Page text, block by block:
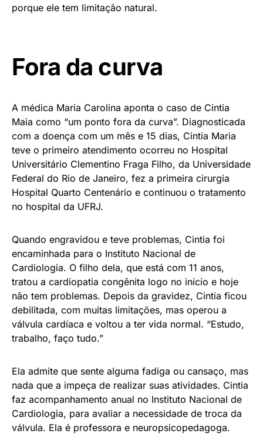
porque ele tem limitação natural.
Fora da curva
A médica Maria Carolina aponta o caso de Cintia
Maia como “um ponto fora da curva”. Diagnosticada
com a doença com um mês e 15 dias, Cintia Maria
teve o primeiro atendimento ocorreu no Hospital
Universitário Clementino Fraga Filho, da Universidade
Federal do Rio de Janeiro, fez a primeira cirurgia
Hospital Quarto Centenário e continuou o tratamento
no hospital da UFRJ.
Quando engravidou e teve problemas, Cintia foi
encaminhada para o Instituto Nacional de
Cardiologia. O filho dela, que está com 11 anos,
tratou a cardiopatia congênita logo no início e hoje
não tem problemas. Depois da gravidez, Cintia ficou
debilitada, com muitas limitações, mas operou a
válvula cardíaca e voltou a ter vida normal. “Estudo,
trabalho, faço tudo.”
Ela admite que sente alguma fadiga ou cansaço, mas
nada que a impeça de realizar suas atividades. Cintia
faz acompanhamento anual no Instituto Nacional de
Cardiologia, para avaliar a necessidade de troca da
válvula. Ela é professora e neuropsicopedagoga.